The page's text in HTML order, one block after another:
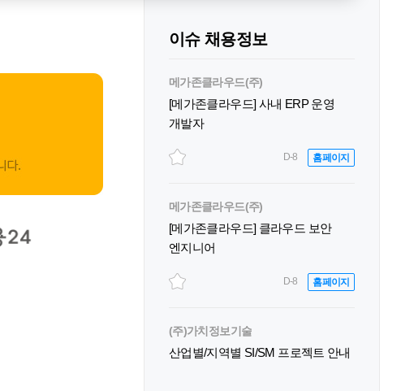
이슈 채용정보
메가존클라우드(주)
[메가존클라우드] 사내 ERP 운영
개발자
D-8 홈페이지
메가존클라우드(주)
[메가존클라우드] 클라우드 보안
엔지니어
D-8 홈페이지
(주)가치정보기술
산업별/지역별 SI/SM 프로젝트 안내